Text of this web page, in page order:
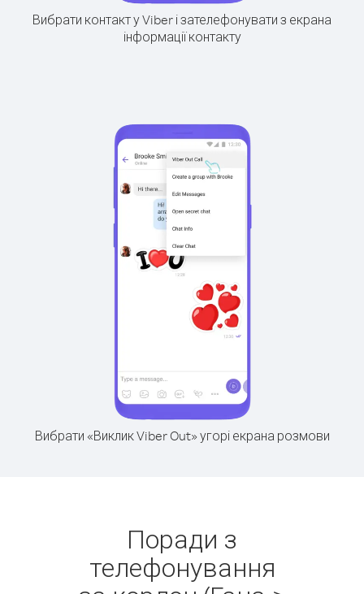
Вибрати контакт у Viber і зателефонувати з екрана
інформації контакту
Вибрати «Виклик Viber Out» угорі екрана розмови
Поради з
телефонування